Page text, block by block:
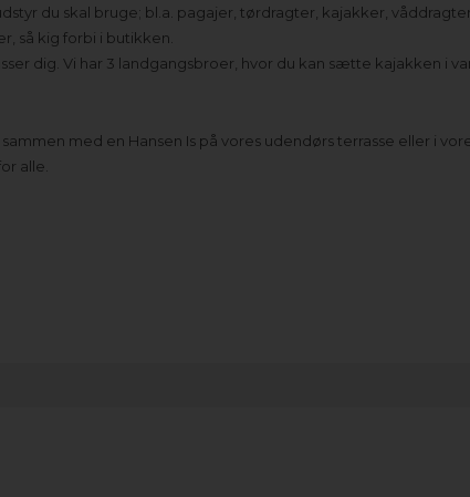
du skal bruge; bl.a. pagajer, tørdragter, kajakker,
så kig forbi i butikken.
dig. Vi har 3 landgangsbroer, hvor du kan sætte kajakken i
med en Hansen Is på vores udendørs terrasse eller i
alle.